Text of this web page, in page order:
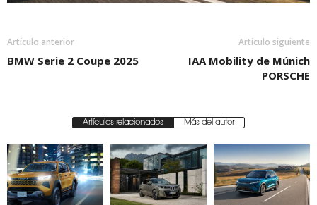
Artículo anterior
BMW Serie 2 Coupe 2025
Artículo siguiente
IAA Mobility de Múnich
PORSCHE
Artículos relacionados Más del autor